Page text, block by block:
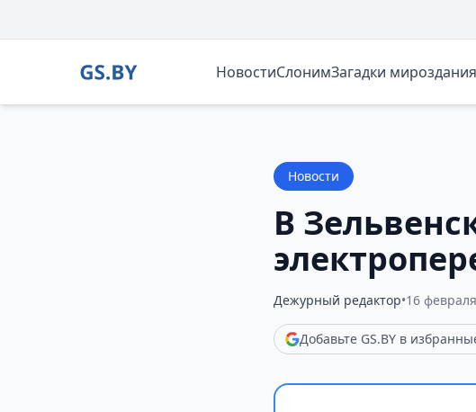
НовостиСлонимЗагадки мироздания
Новости
В
Дежурный редактор•16
Добавьте GS.BY в